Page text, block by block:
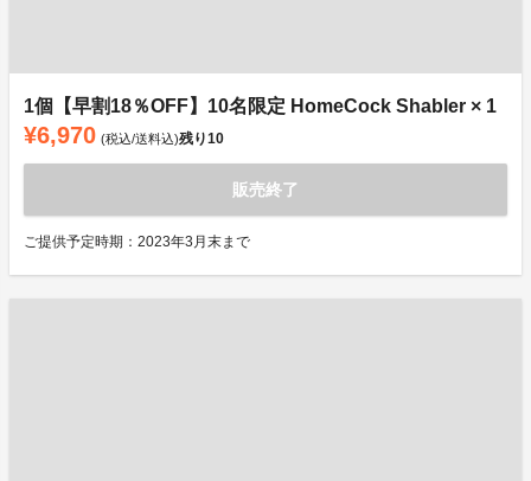
1個【早割18％OFF】10名限定 HomeCock Shabler × 1
¥6,970 (税込/送料込)残り10
販売終了
ご提供予定時期：2023年3月末まで